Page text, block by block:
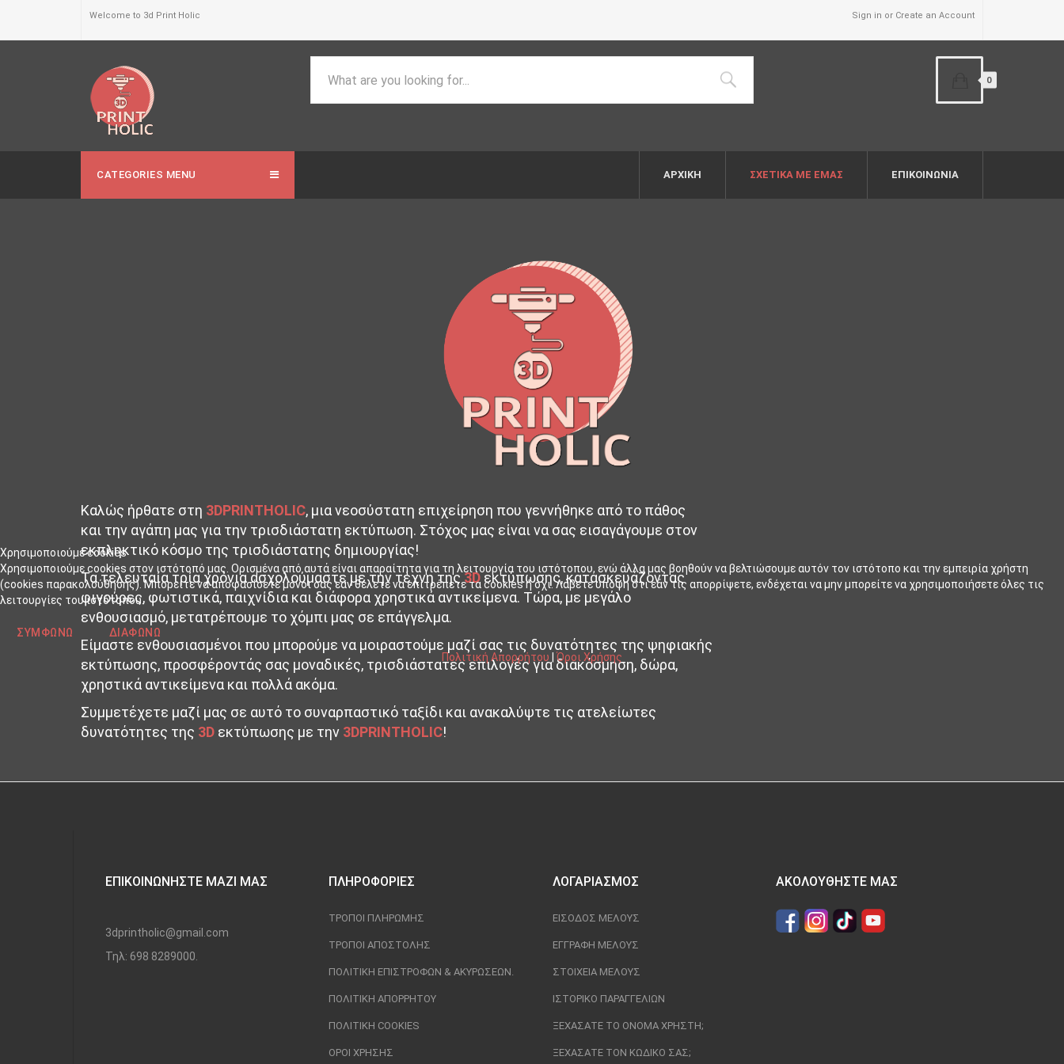
Welcome to 3d Print Holic Sign in or Create an Account
0
CATEGORIES MENU ΑΡΧΙΚΉ ΣΧΕΤΙΚΆ ΜΕ ΕΜΆΣ ΕΠΙΚΟΙΝΩΝΙΑ
Καλώς ήρθατε στη 3DPRINTHOLIC, μια νεοσύστατη επιχείρηση που γεννήθηκε από το πάθος
και την αγάπη μας για την τρισδιάστατη εκτύπωση. Στόχος μας είναι να σας εισαγάγουμε στον
εκπληκτικό κόσμο της τρισδιάστατης δημιουργίας!
Τα τελευταία τρία χρόνια ασχολούμαστε με την τέχνη της3D εκτύπωσης, κατασκευάζοντας
φιγούρες, φωτιστικά, παιχνίδια και διάφορα χρηστικά αντικείμενα. Τώρα, με μεγάλο
ενθουσιασμό, μετατρέπουμε το χόμπι μας σε επάγγελμα.
Είμαστε ενθουσιασμένοι που μπορούμε να μοιραστούμε μαζί σας τις δυνατότητες της ψηφιακής
εκτύπωσης, προσφέροντάς σας μοναδικές, τρισδιάστατες επιλογές για διακόσμηση, δώρα,
χρηστικά αντικείμενα και πολλά ακόμα.
Συμμετέχετε μαζί μας σε αυτό το συναρπαστικό ταξίδι και ανακαλύψτε τις ατελείωτες
δυνατότητες της 3D εκτύπωσης με την 3DPRINTHOLIC!
ΕΠΙΚΟΙΝΩΝΉΣΤΕ ΜΑΖΊ ΜΑΣ
3dprintholic@gmail.com
Τηλ: 698 8289000.
ΠΛΗΡΟΦΟΡΊΕΣ
ΤΡΌΠΟΙ ΠΛΗΡΩΜΉΣ
ΤΡΌΠΟΙ ΑΠΟΣΤΟΛΉΣ
ΠΟΛΙΤΙΚΉ ΕΠΙΣΤΡΟΦΏΝ & ΑΚΥΡΏΣΕΩΝ.
ΠΟΛΙΤΙΚΉ ΑΠΟΡΡΉΤΟΥ
ΠΟΛΙΤΙΚΉ COOKIES
ΌΡΟΙ ΧΡΉΣΗΣ
ΛΟΓΑΡΙΑΣΜΌΣ
ΕΊΣΟΔΟΣ ΜΈΛΟΥΣ
ΕΓΓΡΑΦΉ ΜΈΛΟΥΣ
ΣΤΟΙΧΕΊΑ ΜΈΛΟΥΣ
ΙΣΤΟΡΙΚΌ ΠΑΡΑΓΓΕΛΙΏΝ
ΞΕΧΆΣΑΤΕ ΤΟ ΌΝΟΜΑ ΧΡΉΣΤΗ;
ΞΕΧΆΣΑΤΕ ΤΟΝ ΚΩΔΙΚΌ ΣΑΣ;
ΑΚΟΛΟΥΘΉΣΤΕ ΜΑΣ
Χρησιμοποιούμε cookies
Χρησιμοποιούμε cookies στον ιστότοπό μας. Ορισμένα από αυτά είναι απαραίτητα για τη λειτουργία του ιστότοπου, ενώ άλλα μας βοηθούν να βελτιώσουμε αυτόν τον ιστότοπο και την εμπειρία χρήστη
(cookies παρακολούθησης). Μπορείτε να αποφασίσετε μόνοι σας εάν θέλετε να επιτρέπετε τα cookies ή όχι. Λάβετε υπόψη ότι εάν τις απορρίψετε, ενδέχεται να μην μπορείτε να χρησιμοποιήσετε όλες τις
λειτουργίες του ιστότοπου.
ΣΥΜΦΩΝΏ
ΔΙΑΦΩΝΏ
Πολιτική Απορρήτου
Όροι Χρήσης